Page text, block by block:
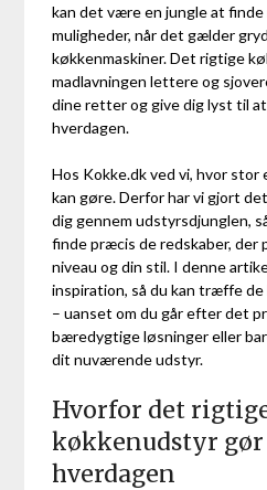
kan det være en jungle at
muligheder, når det gælder
køkkenmaskiner. Det rigtige
madlavningen lettere og
dine retter og give dig lyst til
hverdagen.
Hos Kokke.dk ved vi, hvor
kan gøre. Derfor har vi gjort
dig gennem udstyrsdjunglen,
finde præcis de redskaber, der
niveau og din stil. I denne
inspiration, så du kan træffe
– uanset om du går efter det
bæredygtige løsninger eller
dit nuværende udstyr.
Hvorfor det
køkkenudstyr
hverdagen